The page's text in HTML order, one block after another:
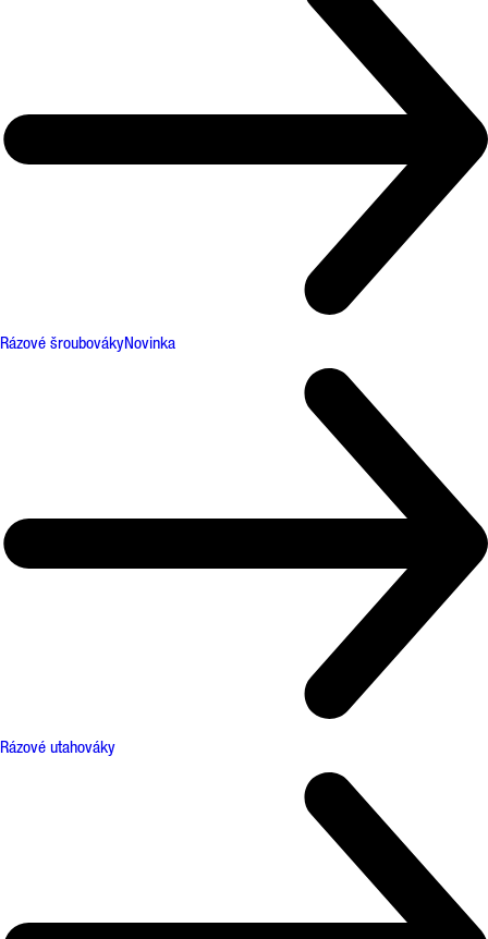
Rázové šroubovákyNovinka
Rázové utahováky